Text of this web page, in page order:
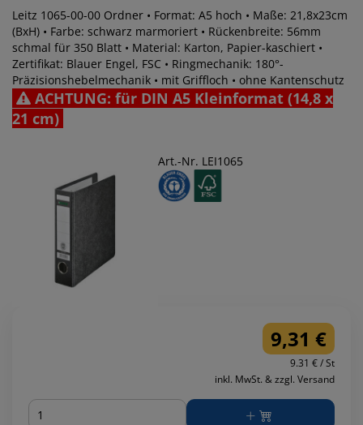
Leitz 1065-00-00 Ordner • Format: A5 hoch • Maße: 21,8x23cm
(BxH) • Farbe: schwarz marmoriert • Rückenbreite: 56mm
schmal für 350 Blatt • Material: Karton, Papier-kaschiert •
Zertifikat: Blauer Engel, FSC • Ringmechanik: 180°-
Präzisionshebelmechanik • mit Griffloch • ohne Kantenschutz
ACHTUNG: für DIN A5 Kleinformat (14,8 x
21 cm)
Art.-Nr. LEI1065
9,31 €
9.31 € / St
inkl. MwSt. & zzgl. Versand
Menge